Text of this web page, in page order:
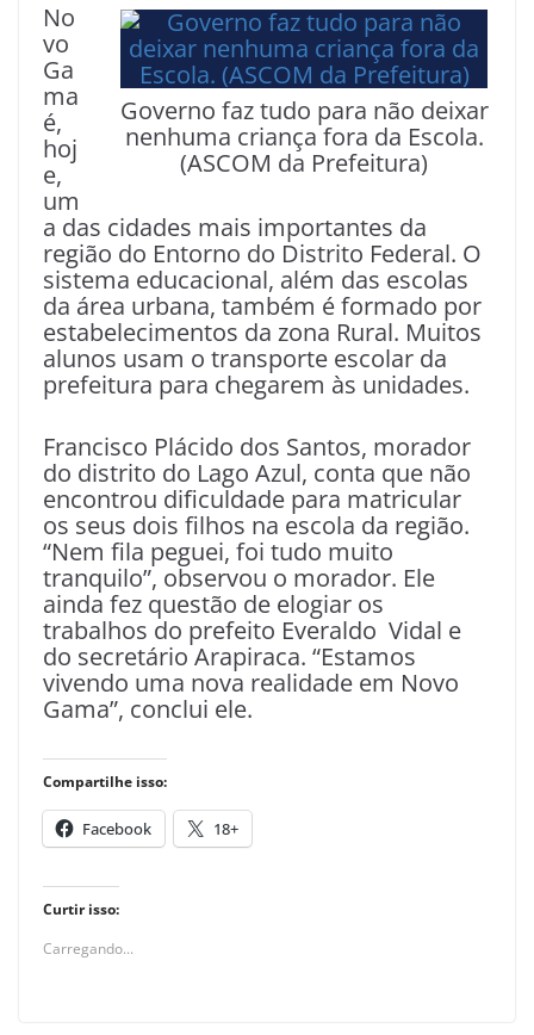
Governo faz tudo para não deixar
nenhuma criança fora da Escola.
(ASCOM da Prefeitura)
No
vo
Ga
ma
é,
hoj
e,
um
a das cidades mais importantes da
região do Entorno do Distrito Federal. O
sistema educacional, além das escolas
da área urbana, também é formado por
estabelecimentos da zona Rural. Muitos
alunos usam o transporte escolar da
prefeitura para chegarem às unidades.
Francisco Plácido dos Santos, morador
do distrito do Lago Azul, conta que não
encontrou dificuldade para matricular
os seus dois filhos na escola da região.
“Nem fila peguei, foi tudo muito
tranquilo”, observou o morador. Ele
ainda fez questão de elogiar os
trabalhos do prefeito Everaldo Vidal e
do secretário Arapiraca. “Estamos
vivendo uma nova realidade em Novo
Gama”, conclui ele.
Compartilhe isso:
Facebook 18+
Curtir isso:
Carregando...